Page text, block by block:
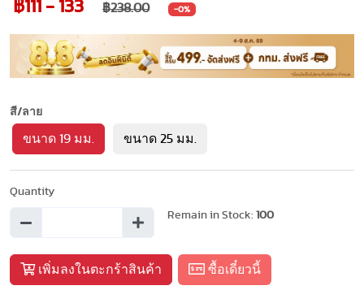
฿111 - 133 ฿238.00 -0%
สี/ลาย
ขนาด 19 มม. ขนาด 25 มม.
Quantity
Remain in Stock: 100
เพิ่มลงในตะกร้าสินค้า ซื้อเดี๋ยวนี้